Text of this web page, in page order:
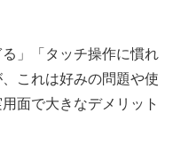
」「タッチ操作に慣れ
これは好みの問題や使
面で大きなデメリット